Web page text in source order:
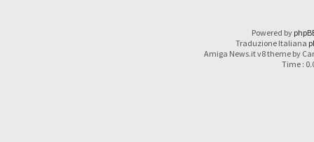
Powered by
Traduzione Italiana
Amiga News.it v8 theme by
Time :